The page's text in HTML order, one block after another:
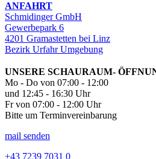
ANFAHRT
Schmidinger GmbH
Gewerbepark 6
4201 Gramastetten bei Linz
Bezirk Urfahr Umgebung
UNSERE SCHAURAUM-
Mo - Do von 07:00 - 12:00
und 12:45 - 16:30 Uhr
Fr von 07:00 - 12:00 Uhr
Bitte um Terminvereinbarung
mail senden
+43 7239 7031 0